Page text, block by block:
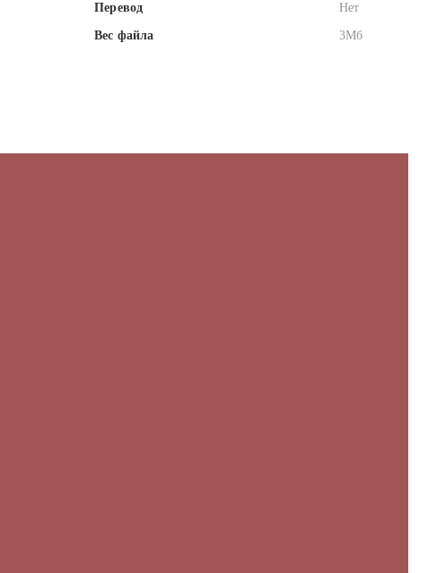
Перевод Нет
Вес файла 3Мб